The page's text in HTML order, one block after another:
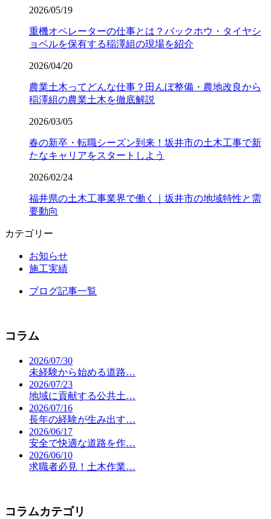
2026/05/19
重機オペレーターの仕事とは？バックホウ・タイヤシ
ョベルを保有する稲澤組の現場を紹介
2026/04/20
農業土木ってどんな仕事？田んぼ整備・農地改良から
稲澤組の農業土木を徹底解説
2026/03/05
春の新卒・転職シーズン到来！坂井市の土木工事で新
たなキャリアをスタートしよう
2026/02/24
福井県の土木工事業界で働く｜坂井市の地域特性と需
要動向
カテゴリー
お知らせ
施工実績
ブログ記事一覧
コラム
2026/07/30
未経験から始める道路…
2026/07/23
地域に貢献する公共土…
2026/07/16
長年の経験が生み出す…
2026/06/17
安全で快適な道路を作…
2026/06/10
求職者必見！土木作業…
コラムカテゴリ